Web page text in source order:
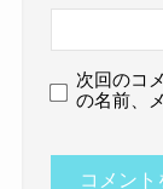
次回のコ
の名前、